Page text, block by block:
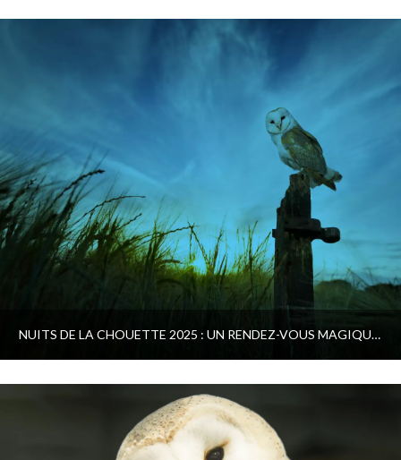
NUITS DE LA CHOUETTE 2025 : UN RENDEZ-VOUS MAGIQUE DANS LE PARC NATUREL RÉGIONAL